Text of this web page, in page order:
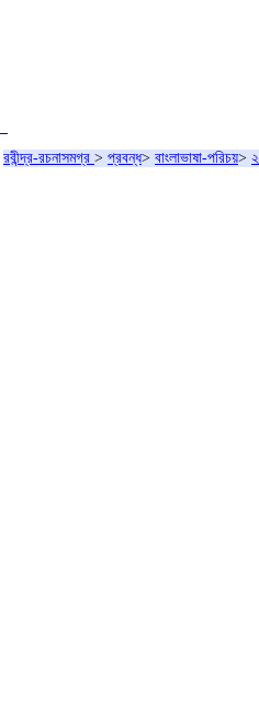
রবীন্দ্র-রচনাসমগ্র > প্রবন্ধ> বাংলাভাষা-পরিচয়>